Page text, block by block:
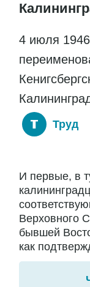
4 июля 1946
Труд
И первые, в
Верховного
бывшей
как